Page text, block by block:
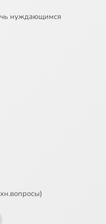
День за днём 23
День за днём 26
День за днём 27
День за днём 28
нуждающимся